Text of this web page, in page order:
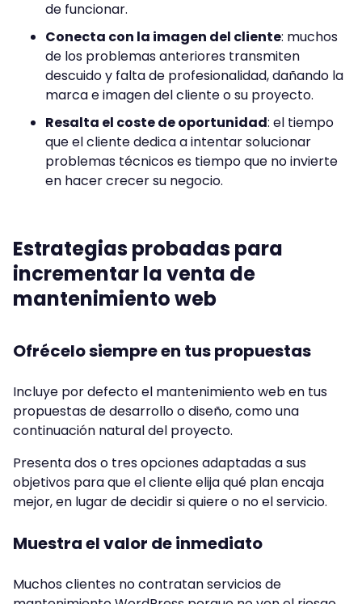
de funcionar.
Conecta con la imagen del cliente: muchos
de los problemas anteriores transmiten
descuido y falta de profesionalidad, dañando la
marca e imagen del cliente o su proyecto.
Resalta el coste de oportunidad: el tiempo
que el cliente dedica a intentar solucionar
problemas técnicos es tiempo que no invierte
en hacer crecer su negocio.
Estrategias probadas para
incrementar la venta de
mantenimiento web
Ofrécelo siempre en tus propuestas
Incluye por defecto el mantenimiento web en tus
propuestas de desarrollo o diseño, como una
continuación natural del proyecto.
Presenta dos o tres opciones adaptadas a sus
objetivos para que el cliente elija qué plan encaja
mejor, en lugar de decidir si quiere o no el servicio.
Muestra el valor de inmediato
Muchos clientes no contratan servicios de